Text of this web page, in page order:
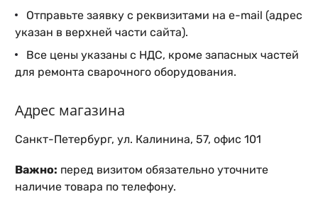
Отправьте заявку с реквизитами на e-mail (адрес
указан в верхней части сайта).
Все цены указаны с НДС, кроме запасных частей
для ремонта сварочного оборудования.
Адрес магазина
Санкт-Петербург, ул. Калинина, 57, офис 101
Важно: перед визитом обязательно уточните
наличие товара по телефону.